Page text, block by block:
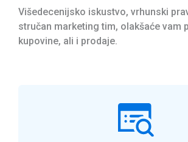
Višedecenijsko iskustvo, vrhunski
stručan marketing tim, olakšaće vam
kupovine, ali i prodaje.